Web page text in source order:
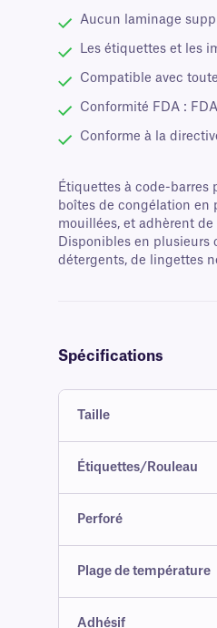
Aucun laminage
Les étiquettes et les
Compatible avec
Conformité FDA :
Conforme à la
Étiquettes à code-barres
boîtes de congélation en
mouillées, et adhèrent
Disponibles en plusieurs
détergents, de lingettes
Spécifications
Taille
Étiquettes/Rouleau
Perforé
Plage de température
Adhésif